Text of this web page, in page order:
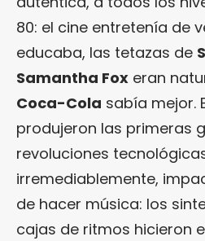
80: el cine entretenía de
educaba, las tetazas de
Samantha Fox eran
Coca-Cola sabía mejor.
produjeron las primeras
revoluciones
irremediablemente,
de hacer música: los
cajas de ritmos hicieron